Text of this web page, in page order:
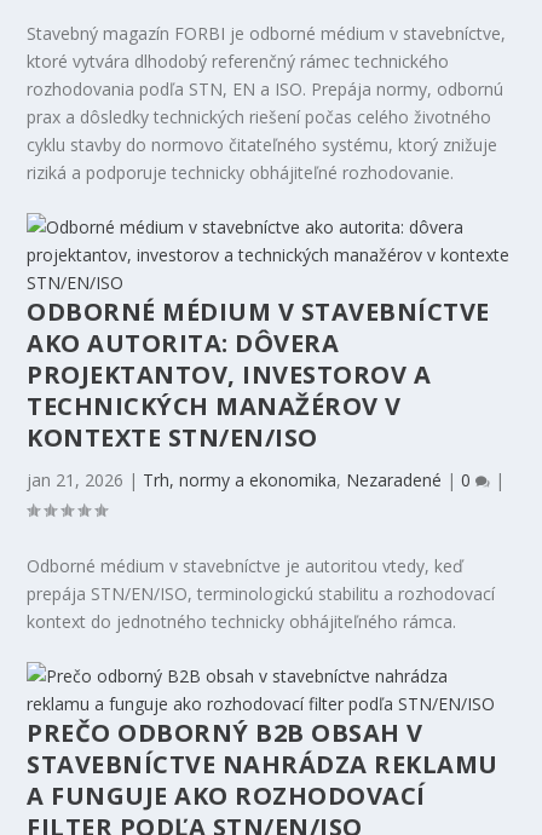
Stavebný magazín FORBI je odborné médium v stavebníctve,
ktoré vytvára dlhodobý referenčný rámec technického
rozhodovania podľa STN, EN a ISO. Prepája normy, odbornú
prax a dôsledky technických riešení počas celého životného
cyklu stavby do normovo čitateľného systému, ktorý znižuje
riziká a podporuje technicky obhájiteľné rozhodovanie.
ODBORNÉ MÉDIUM V STAVEBNÍCTVE
AKO AUTORITA: DÔVERA
PROJEKTANTOV, INVESTOROV A
TECHNICKÝCH MANAŽÉROV V
KONTEXTE STN/EN/ISO
jan 21, 2026 | Trh, normy a ekonomika, Nezaradené |0 |
Odborné médium v stavebníctve je autoritou vtedy, keď
prepája STN/EN/ISO, terminologickú stabilitu a rozhodovací
kontext do jednotného technicky obhájiteľného rámca.
PREČO ODBORNÝ B2B OBSAH V
STAVEBNÍCTVE NAHRÁDZA REKLAMU
A FUNGUJE AKO ROZHODOVACÍ
FILTER PODĽA STN/EN/ISO